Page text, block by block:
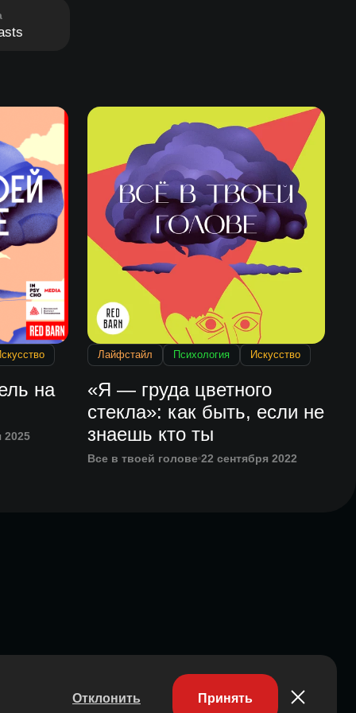
на
2025
Лайфстайл Психология Искусство
«Я — груда цветного
стекла»: как быть, если не
знаешь кто ты
Все в твоей голове 22 сентября 2022
Отклонить Принять